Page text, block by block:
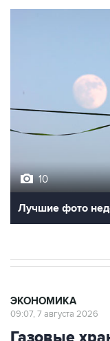
Лучшие фото
Газовые
на 16,5 п.п.